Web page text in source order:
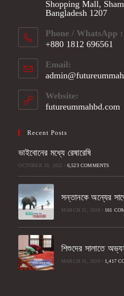
Shopping Mall,
Bangladesh 1207
Phone / WhatsApp :
+880 1812 696561
in
your
application
Email:
Website:
futureummahbd.com
Recent Posts
ভাইবোনের মধ্যে রেষারেষি
OCTOBER 20, 2022 / 6,523 COMMENTS
সন্তানকে অন্যের
MARCH 31, 2020 / 161
শিশুদের সালাতে
MARCH 31, 2020 / 1,417